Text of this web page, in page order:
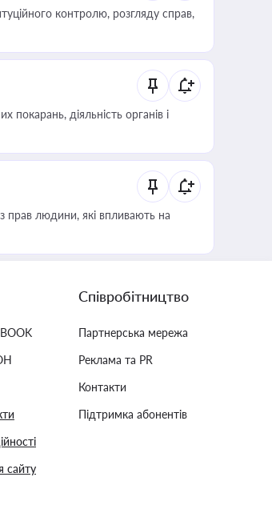
контролю, розгляду справ,
діяльність органів і
прав людини, які впливають на
сайту
Співробітництво
Партнерська мережа
Реклама та PR
Контакти
Підтримка абонентів